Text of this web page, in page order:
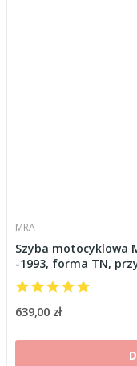
MRA
Szyba motocyklowa
-1993, forma TN,
639,00 zł